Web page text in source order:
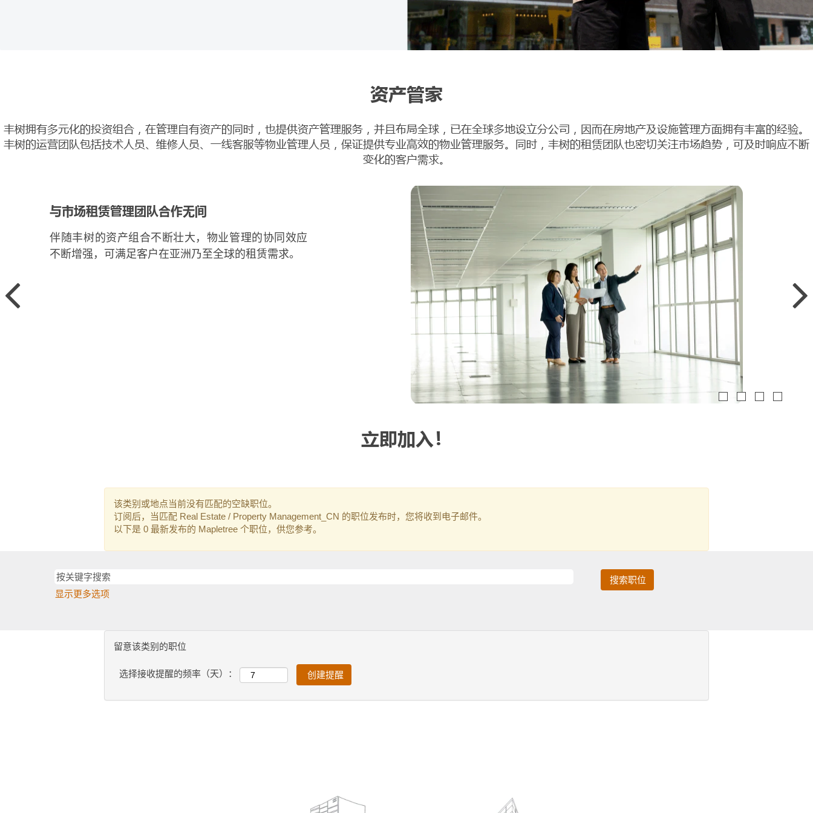
资产管家
丰树拥有多元化的投资组合，在管理自有资产的同时，也提供资产管理服务，并且布局全球，已在全球多地设立分公司，因而在房地产及设施管理方面拥有丰富的经验。
丰树的运营团队包括技术人员、维修人员、一线客服等物业管理人员，保证提供专业高效的物业管理服务。同时，丰树的租赁团队也密切关注市场趋势，可及时响应不断
变化的客户需求。
物业管理行业的中坚力量
物业管理业务是房地产业务的重要组成部分，丰树在
新加坡及全球各地提供优质的物业维护和管理服务。
与市场租赁管理团队合作无间
伴随丰树的资产组合不断壮大，物业管理的协同效应
不断增强，可满足客户在亚洲乃至全球的租赁需求。
重塑投资组合提升资产价值
不断积累物业管理经验，各团队紧密合作，寻求将物
业转化成高收益房地产的资产增值模式，以持续加强
开创客户体验新高度
我们的客服团队以专业、友善的态度为顾客提供卓越
服务。他们热情、耐心地倾听并回复客户的问题，向
立即加入！
该类别或地点当前没有匹配的空缺职位。
订阅后，当匹配 Real Estate / Property Management_CN 的职位发布时，您将收到电子邮件。
以下是 0 最新发布的 Mapletree 个职位，供您参考。
显示更多选项
留意该类别的职位
选择接收提醒的频率（天）：